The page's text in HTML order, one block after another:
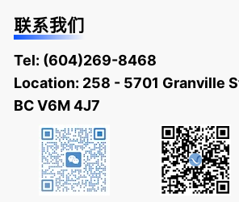
联系我们
Tel: (604)269-8468
Location: 258 - 5701 Granville
BC V6M 4J7